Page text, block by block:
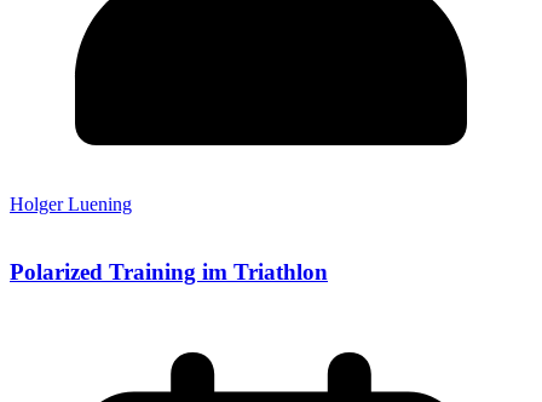
Holger Luening
Polarized Training im Triathlon